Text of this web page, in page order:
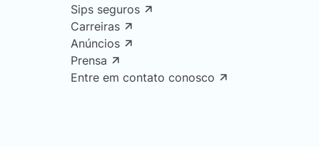
Sips seguros
Carreiras
Anúncios
Prensa
Entre em contato conosco